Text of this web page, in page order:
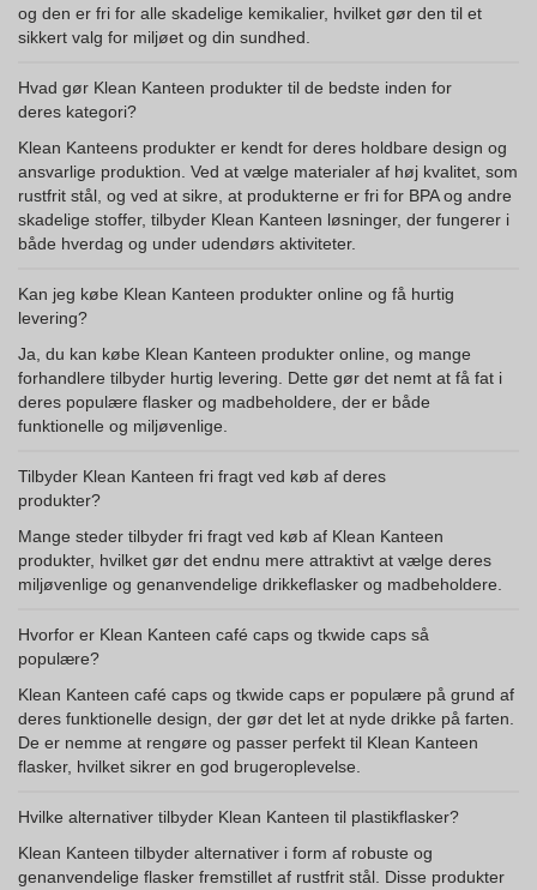
og den er fri for alle skadelige kemikalier, hvilket gør den til et
sikkert valg for miljøet og din sundhed.
Hvad gør Klean Kanteen produkter til de bedste inden for
deres kategori?
Klean Kanteens produkter er kendt for deres holdbare design og
ansvarlige produktion. Ved at vælge materialer af høj kvalitet, som
rustfrit stål, og ved at sikre, at produkterne er fri for BPA og andre
skadelige stoffer, tilbyder Klean Kanteen løsninger, der fungerer i
både hverdag og under udendørs aktiviteter.
Kan jeg købe Klean Kanteen produkter online og få hurtig
levering?
Ja, du kan købe Klean Kanteen produkter online, og mange
forhandlere tilbyder hurtig levering. Dette gør det nemt at få fat i
deres populære flasker og madbeholdere, der er både
funktionelle og miljøvenlige.
Tilbyder Klean Kanteen fri fragt ved køb af deres
produkter?
Mange steder tilbyder fri fragt ved køb af Klean Kanteen
produkter, hvilket gør det endnu mere attraktivt at vælge deres
miljøvenlige og genanvendelige drikkeflasker og madbeholdere.
Hvorfor er Klean Kanteen café caps og tkwide caps så
populære?
Klean Kanteen café caps og tkwide caps er populære på grund af
deres funktionelle design, der gør det let at nyde drikke på farten.
De er nemme at rengøre og passer perfekt til Klean Kanteen
flasker, hvilket sikrer en god brugeroplevelse.
Hvilke alternativer tilbyder Klean Kanteen til plastikflasker?
Klean Kanteen tilbyder alternativer i form af robuste og
genanvendelige flasker fremstillet af rustfrit stål. Disse produkter